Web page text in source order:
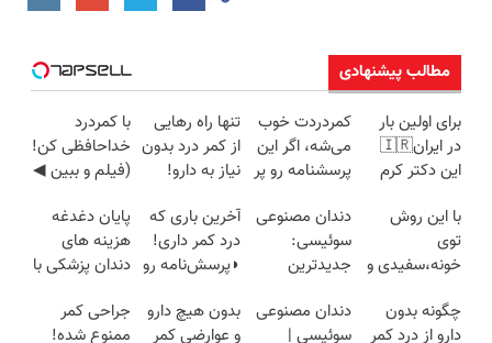
مطالب پیشنهادی
برای اولین بار
در ایران🇮🇷
این دکتر کرم
روزه ساخت!
کمردردت خوب
می‌شه، اگر این
پرسشنامه رو پر
تنها راه رهایی
از کمر درد بدون
نیاز به دارو!
با کمردرد
خداحافظی کن!
(فیلم و ببین ◀
پرکن)
با این روش
توی
خونه،سفیدی و
برگردون
(40%off)
دندان مصنوعی
سوئیسی:
جدیدترین
سبک و مقاوم |
پرداخت قسطی
آخرین باری که
درد کمر داری!
◗پرسش‌نامه رو
پایان دغدغه
هزینه های
دندان پزشکی با
کننده خانگی
چگونه بدون
دارو از درد کمر
دندان مصنوعی
سوئیسی |
بدون هیچ دارو
و عوارضی کمر
جراحی کمر
ممنوع شده!